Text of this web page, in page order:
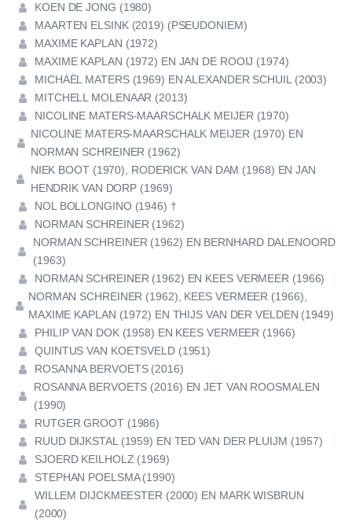
KOEN DE JONG (1980)
MAARTEN ELSINK (2019) (PSEUDONIEM)
MAXIME KAPLAN (1972)
MAXIME KAPLAN (1972) EN JAN DE ROOIJ (1974)
MICHAËL MATERS (1969) EN ALEXANDER SCHUIL (2003)
MITCHELL MOLENAAR (2013)
NICOLINE MATERS-MAARSCHALK MEIJER (1970)
NICOLINE MATERS-MAARSCHALK MEIJER (1970) EN
NORMAN SCHREINER (1962)
NIEK BOOT (1970), RODERICK VAN DAM (1968) EN JAN
HENDRIK VAN DORP (1969)
NOL BOLLONGINO (1946) †
NORMAN SCHREINER (1962)
NORMAN SCHREINER (1962) EN BERNHARD DALENOORD
(1963)
NORMAN SCHREINER (1962) EN KEES VERMEER (1966)
NORMAN SCHREINER (1962), KEES VERMEER (1966),
MAXIME KAPLAN (1972) EN THIJS VAN DER VELDEN (1949)
PHILIP VAN DOK (1958) EN KEES VERMEER (1966)
QUINTUS VAN KOETSVELD (1951)
ROSANNA BERVOETS (2016)
ROSANNA BERVOETS (2016) EN JET VAN ROOSMALEN
(1990)
RUTGER GROOT (1986)
RUUD DIJKSTAL (1959) EN TED VAN DER PLUIJM (1957)
SJOERD KEILHOLZ (1969)
STEPHAN POELSMA (1990)
WILLEM DIJCKMEESTER (2000) EN MARK WISBRUN
(2000)